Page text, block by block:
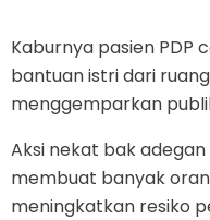
Kaburnya pasien PDP
bantuan istri dari
menggemparkan
Aksi nekat bak
membuat banyak
meningkatkan resiko